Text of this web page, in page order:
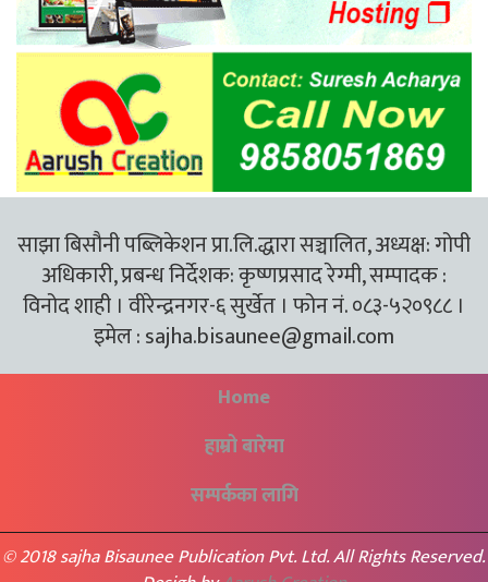
साझा बिसौनी पब्लिकेशन प्रा.लि.द्धारा सञ्चालित, अध्यक्ष: गोपी
अधिकारी, प्रबन्ध निर्देशक: कृष्णप्रसाद रेग्मी, सम्पादक :
विनोद शाही । वीरेन्द्रनगर-६ सुर्खेत । फोन नं. ०८३-५२०९८८ ।
इमेल :sajha.bisaunee@gmail.com
Home
हाम्रो बारेमा
सम्पर्कका लागि
© 2018 sajha Bisaunee Publication Pvt. Ltd. All Rights Reserved.